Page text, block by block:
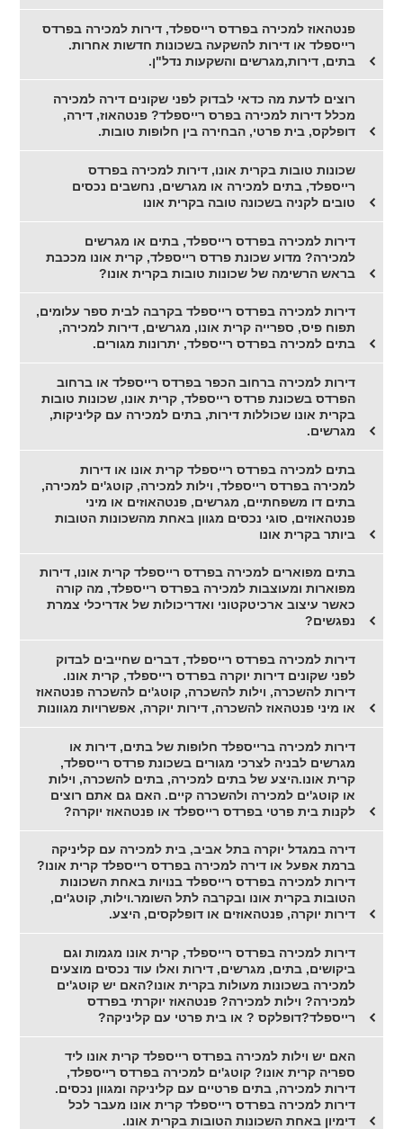
פנטהאוז למכירה בפרדס רייספלד, דירות למכירה בפרדס
רייספלד או דירות להשקעה בשכונות חדשות אחרות.
בתים, דירות,מגרשים והשקעות נדל"ן.
רוצים לדעת מה כדאי לבדוק לפני שקונים דירה למכירה
מכלל דירות למכירה בפרס רייספלד? פנטהאוז, דירה,
דופלקס, בית פרטי, הבחירה בין חלופות טובות.
שכונות טובות בקרית אונו, דירות למכירה בפרדס
רייספלד, בתים למכירה או מגרשים, נחשבים נכסים
טובים לקניה בשכונה טובה בקרית אונו
דירות למכירה בפרדס רייספלד, בתים או מגרשים
למכירה? מדוע שכונת פרדס רייספלד, קרית אונו מככבת
בראש הרשימה של שכונות טובות בקרית אונו?
דירות למכירה בפרדס רייספלד בקרבה לבית ספר עלומים,
תפוח פיס, ספרייה קרית אונו, מגרשים, דירות למכירה,
בתים למכירה בפרדס רייספלד, יתרונות מגורים.
דירות למכירה ברחוב הכפר בפרדס רייספלד או ברחוב
הפרדס בשכונת פרדס רייספלד, קרית אונו, שכונות טובות
בקרית אונו שכוללות דירות, בתים למכירה עם קליניקות,
מגרשים.
בתים למכירה בפרדס רייספלד קרית אונו או דירות
למכירה בפרדס רייספלד, וילות למכירה, קוטג'ים למכירה,
בתים דו משפחתיים, מגרשים, פנטהאוזים או מיני
פנטהאוזים, סוגי נכסים מגוון באחת מהשכונות הטובות
ביותר בקרית אונו
בתים מפוארים למכירה בפרדס רייספלד קרית אונו, דירות
מפוארות ומעוצבות למכירה בפרדס רייספלד, מה קורה
כאשר עיצוב ארכיטקטוני ואדריכולות של אדריכלי צמרת
נפגשים?
דירות למכירה בפרדס רייספלד, דברים שחייבים לבדוק
לפני שקונים דירות יוקרה בפרדס רייספלד, קרית אונו.
דירות להשכרה, וילות להשכרה, קוטג'ים להשכרה פנטהאוז
או מיני פנטהאוז להשכרה, דירות יוקרה, אפשרויות מגוונות
דירות למכירה ברייספלד חלופות של בתים, דירות או
מגרשים לבניה לצרכי מגורים בשכונת פרדס רייספלד,
קרית אונו.היצע של בתים למכירה, בתים להשכרה, וילות
או קוטג'ים למכירה ולהשכרה קיים. האם גם אתם רוצים
לקנות בית פרטי בפרדס רייספלד או פנטהאוז יוקרה?
דירה במגדל יוקרה בתל אביב, בית למכירה עם קליניקה
ברמת אפעל או דירה למכירה בפרדס רייספלד קרית אונו?
דירות למכירה בפרדס רייספלד בנויות באחת השכונות
הטובות בקרית אונו ובקרבה לתל השומר.וילות, קוטג'ים,
דירות יוקרה, פנטהאוזים או דופלקסים, היצע.
דירות למכירה בפרדס רייספלד, קרית אונו מגמות וגם
ביקושים, בתים, מגרשים, דירות ואלו עוד נכסים מוצעים
למכירה בשכונות מעולות בקרית אונו?האם יש קוטג'ים
למכירה? וילות למכירה? פנטהאוז יוקרתי בפרדס
רייספלד?דופלקס ? או בית פרטי עם קליניקה?
האם יש וילות למכירה בפרדס רייספלד קרית אונו ליד
ספריה קרית אונו? קוטג'ים למכירה בפרדס רייספלד,
דירות למכירה, בתים פרטיים עם קליניקה ומגוון נכסים.
דירות למכירה בפרדס רייספלד קרית אונו מעבר לכל
דימיון באחת השכונות הטובות בקרית אונו.